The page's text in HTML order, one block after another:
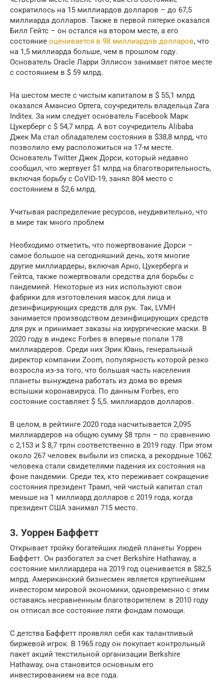
сократилось на 15 миллиардов долларов – до 67,5
миллиарда долларов. Также в первой пятерке оказался
Билл Гейтс – он остался на втором месте, а его
состояние оценивается в 98 миллиардов долларов, что
на 1,5 миллиарда больше, чем в прошлом году.
Основатель Oracle Ларри Эллисон занимает пятое месте
с состоянием в $ 59 млрд.
На шестом месте с чистым капиталом в $ 55,1 млрд
оказался Амансио Ортега, соучредитель владельца Zara
Inditex. За ним следует основатель Facebook Марк
Цукерберг с $ 54,7 млрд. А вот соучредитель Alibaba
Джек Ма стал обладателем состояния в $38,8 млрд, что
позволило ему расположиться на 17-м месте.
Основатель Twitter Джек Дорси, который недавно
сообщил, что жертвует $1 млрд на благотворительность,
включая борьбу с CоVID-19, занял 804 место с
состоянием в $2,6 млрд.
Учитывая распределение ресурсов, неудивительно, что
в мире так много проблем
Необходимо отметить, что пожертвование Дорси –
самое большое на сегодняшний день, хотя многие
другие миллиардеры, включая Арно, Цукерберга и
Гейтса, также пожертвовали средства для борьбы с
пандемией. Некоторые из них используют свои
фабрики для изготовления масок для лица и
дезинфицирующих средств для рук. Так, LVMH
занимается производством дезинфицирующих средств
для рук и принимает заказы на хирургические маски. В
2020 году в индекс Forbes в впервые попали 178
миллиардеров. Среди них Эрик Юань, генеральный
директор компании Zoom, популярность которой резко
возросла из-за того, что большая часть населения
планеты вынуждена работать из дома во время
вспышки коронавируса. По данным Forbes, его
состояние составляет $ 5,5. миллиардов долларов.
В целом, в рейтинге 2020 года насчитывается 2,095
миллиардеров на общую сумму $8 трлн – по сравнению
с 2,153 и $ 8,7 трлн соответственно в 2019 году. При этом
около 267 человек выбыли из списка, а рекордные 1062
человека стали свидетелями падения их состояния на
фоне пандемии. Среди тех, кто переживает сокращение
состояния президент Трамп, чей чистый капитал стал
меньше на 1 миллиард долларов с 2019 года, когда
президент США занимал 715 место.
3. Уоррен Баффетт
Открывает тройку богатейших людей планеты Уоррен
Баффетт. Он разбогател за счет Berkshire Hathaway, а
состояние миллиардера на 2019 год оценивается в $82,5
млрд. Американский бизнесмен является крупнейшим
инвестором мировой экономики, одновременно с этим
оставаясь несравненным благотворителем: в 2010 году
он отписал все состояние пяти фондам помощи.
С детства Баффетт проявлял себя как талантливый
биржевой игрок. В 1965 году он покупает контрольный
пакет акций текстильной организации Berkshire
Hathaway, она становится основным его
инвестированием на все года.